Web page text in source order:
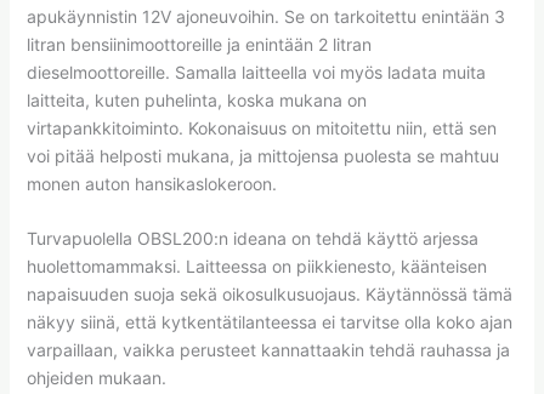
apukäynnistin 12V ajoneuvoihin. Se on tarkoitettu enintään 3
litran bensiinimoottoreille ja enintään 2 litran
dieselmoottoreille. Samalla laitteella voi myös ladata muita
laitteita, kuten puhelinta, koska mukana on
virtapankkitoiminto. Kokonaisuus on mitoitettu niin, että sen
voi pitää helposti mukana, ja mittojensa puolesta se mahtuu
monen auton hansikaslokeroon.
Turvapuolella OBSL200:n ideana on tehdä käyttö arjessa
huolettomammaksi. Laitteessa on piikkienesto, käänteisen
napaisuuden suoja sekä oikosulkusuojaus. Käytännössä tämä
näkyy siinä, että kytkentätilanteessa ei tarvitse olla koko ajan
varpaillaan, vaikka perusteet kannattaakin tehdä rauhassa ja
ohjeiden mukaan.